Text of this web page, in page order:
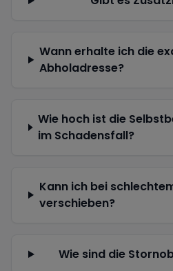
Wann erhalte ich die
Abholadresse?
Wie hoch ist die
im Schadensfall?
Kann ich bei
verschieben?
Wie sind die